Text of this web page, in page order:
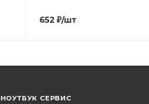
652 ₽/шт
НОУТБУК СЕРВИС